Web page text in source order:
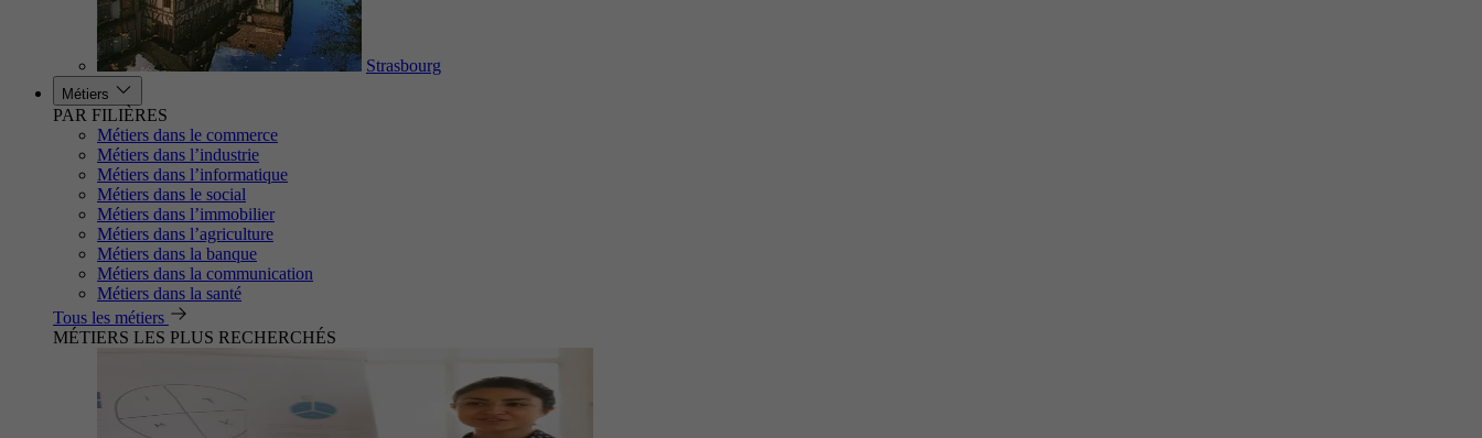
Strasbourg
Métiers
PAR FILIÈRES
Métiers dans le commerce
Métiers dans l’industrie
Métiers dans l’informatique
Métiers dans le social
Métiers dans l’immobilier
Métiers dans l’agriculture
Métiers dans la banque
Métiers dans la communication
Métiers dans la santé
Tous les métiers
MÉTIERS LES PLUS RECHERCHÉS